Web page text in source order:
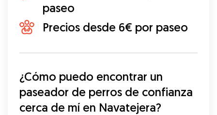
paseo
Precios desde 6€ por paseo
¿Cómo puedo encontrar un
paseador de perros de confianza
cerca de mí en Navatejera?